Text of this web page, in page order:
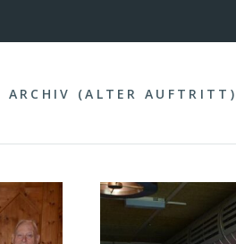
ARCHIV (ALTER AUFTRITT)